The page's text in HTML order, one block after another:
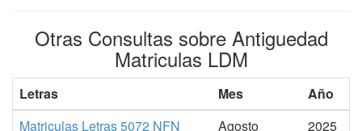
Otras Consultas sobre Antiguedad
Matriculas LDM
Letras Mes
Año
Matriculas Letras 5072 NFN
Agosto
2025